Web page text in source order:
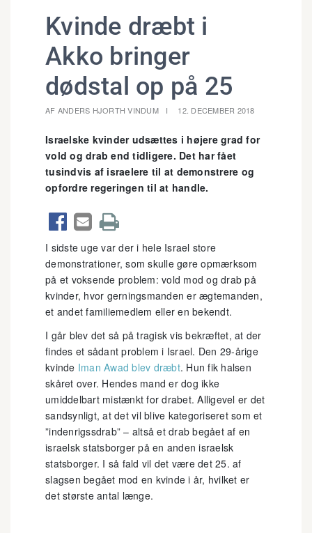
Kvinde dræbt i
Akko bringer
dødstal op på 25
AF ANDERS HJORTH VINDUM 12. DECEMBER 2018
Israelske kvinder udsættes i højere grad for
vold og drab end tidligere. Det har fået
tusindvis af israelere til at demonstrere og
opfordre regeringen til at handle.
  
I sidste uge var der i hele Israel store
demonstrationer, som skulle gøre opmærksom
på et voksende problem: vold mod og drab på
kvinder, hvor gerningsmanden er ægtemanden,
et andet familiemedlem eller en bekendt.
I går blev det så på tragisk vis bekræftet, at der
findes et sådant problem i Israel. Den 29-årige
kvinde Iman Awad blev dræbt. Hun fik halsen
skåret over. Hendes mand er dog ikke
umiddelbart mistænkt for drabet. Alligevel er det
sandsynligt, at det vil blive kategoriseret som et
”indenrigssdrab” – altså et drab begået af en
israelsk statsborger på en anden israelsk
statsborger. I så fald vil det være det 25. af
slagsen begået mod en kvinde i år, hvilket er
det største antal længe.